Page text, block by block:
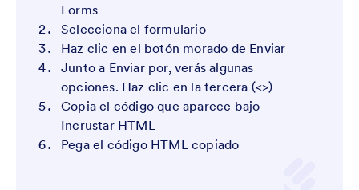
Forms
Selecciona el formulario
Haz clic en el botón morado de Enviar
Junto a Enviar por, verás algunas
opciones. Haz clic en la tercera (<>)
Copia el código que aparece bajo
Incrustar HTML
Pega el código HTML copiado